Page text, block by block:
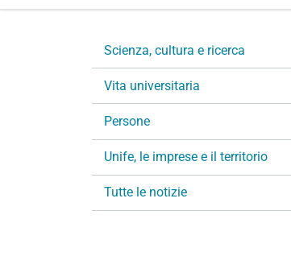
i
a
i
n
Scienza, cultura e ricerca
Vita universitaria
Persone
Unife, le imprese e il territorio
Tutte le notizie